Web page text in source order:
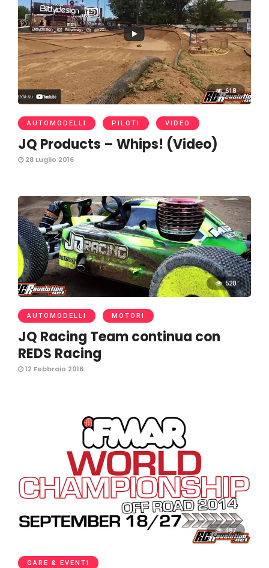
618
AUTOMODELLI PILOTI VIDEO
JQ Products – Whips! (Video)
28 Luglio 2016
520
AUTOMODELLI MOTORI
JQ Racing Team continua con
REDS Racing
12 Febbraio 2016
487
GARE & EVENTI